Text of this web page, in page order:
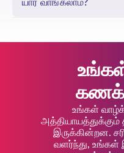
யார் வாங்கலாம்?
உங்கள்
உங்கள்
அத்தியாயத்துக்கும்
இருக்கின்றன.
வளர்ந்து, உங்கள்